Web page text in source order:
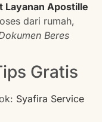
Layanan Apostille
dari rumah,
Beres
Gratis
Syafira Service